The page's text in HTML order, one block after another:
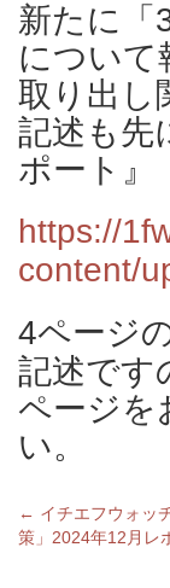
新たに「
について
取り出し
記述も先
ポート』
https://
content/
4ページ
記述です
ページを
い。
← イチエフウォッ
策」2024年12月レ